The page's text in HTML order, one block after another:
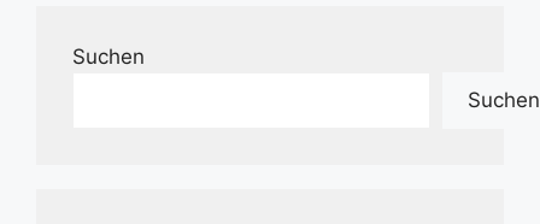
Suchen
Suchen